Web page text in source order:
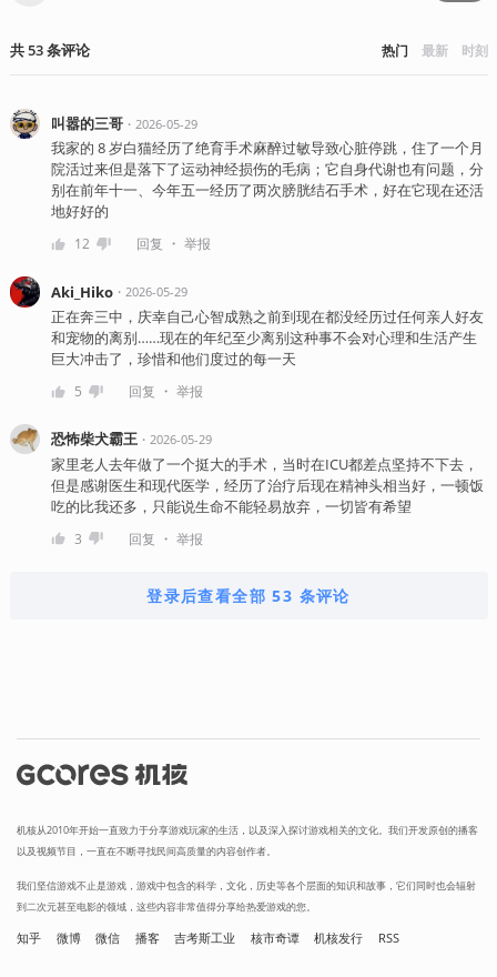
共53条评论 热门 最新 时刻
叫嚣的三哥・ 2026-05-29
我家的 8 岁白猫经历了绝育手术麻醉过敏导致心脏停跳，住了一个月
院活过来但是落下了运动神经损伤的毛病；它自身代谢也有问题，分
别在前年十一、今年五一经历了两次膀胱结石手术，好在它现在还活
地好好的
12 回复 ・ 举报
Aki_Hiko・ 2026-05-29
正在奔三中，庆幸自己心智成熟之前到现在都没经历过任何亲人好友
和宠物的离别……现在的年纪至少离别这种事不会对心理和生活产生
巨大冲击了，珍惜和他们度过的每一天
5 回复 ・ 举报
恐怖柴犬霸王・ 2026-05-29
家里老人去年做了一个挺大的手术，当时在ICU都差点坚持不下去，
但是感谢医生和现代医学，经历了治疗后现在精神头相当好，一顿饭
吃的比我还多，只能说生命不能轻易放弃，一切皆有希望
3 回复 ・ 举报
登录后查看全部 53 条评论
机核从2010年开始一直致力于分享游戏玩家的生活，以及深入探讨游戏相关的文化。我们开发原创的播客
以及视频节目，一直在不断寻找民间高质量的内容创作者。
我们坚信游戏不止是游戏，游戏中包含的科学，文化，历史等各个层面的知识和故事，它们同时也会辐射
到二次元甚至电影的领域，这些内容非常值得分享给热爱游戏的您。
知乎 微博 微信 播客 吉考斯工业 核市奇谭 机核发行 RSS